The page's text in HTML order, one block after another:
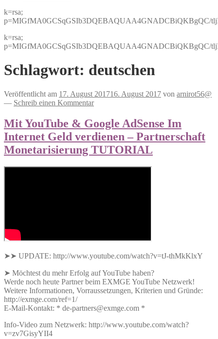
k=rsa;
p=MIGfMA0GCSqGSIb3DQEBAQUAA4GNADCBiQKBgQC/
k=rsa;
p=MIGfMA0GCSqGSIb3DQEBAQUAA4GNADCBiQKBgQC/
Schlagwort: deutschen
Veröffentlicht am 17. August 201716. August 2017 von arnirot56@
— Schreib einen Kommentar
Mit YouTube & Google AdSense Im
Internet Geld verdienen – Partnerschaft
Monetarisierung TUTORIAL
➤➤ UPDATE: http://www.youtube.com/watch?v=tJ-thMkKlxY
➤ Möchtest du mehr Erfolg auf YouTube haben?
Werde noch heute Partner beim EXMGE YouTube Netzwerk!
Weitere Informationen, Vorraussetzungen, Kriterien und Gründe:
http://exmge.com/ref=1/
E-Mail-Kontakt: * de-partners@exmge.com *
Info-Video zum Netzwerk: http://www.youtube.com/watch?
v=zv7GisyYII4